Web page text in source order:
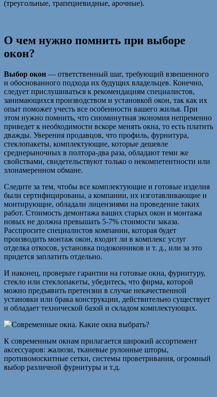
(треугольные, трапециевидные, арочные).
О чем нужно помнить при выборе
окон?
Выбор окон — ответственный шаг, требующий взвешенного
и обоснованного подхода их будущих владельцев. Конечно,
следует прислушиваться к рекомендациям специалистов,
занимающихся производством и установкой окон, так как их
опыт поможет учесть все особенности вашего жилья. При
этом нужно помнить, что сиюминутная экономия непременно
приведет к необходимости вскоре менять окна, то есть платить
дважды. Уверения продавцов, что профиль, фурнитура,
стеклопакеты, комплектующие, которые дешевле
среднерыночных в полтора-два раза, обладают теми же
свойствами, свидетельствуют только о некомпетентности или
злонамеренном обмане.
Следите за тем, чтобы все комплектующие и готовые изделия
были сертифицированы, а компании, их изготавливающие и
монтирующие, обладали лицензиями на проведение таких
работ. Стоимость демонтажа ваших старых окон и монтажа
новых не должна превышать 5-7% стоимости заказа.
Расспросите специалистов компании, которая будет
производить монтаж окон, входит ли в комплекс услуг
отделка откосов, установка подоконников и т. д., или за это
придется заплатить отдельно.
И наконец, проверьте гарантии на готовые окна, фурнитуру,
стекло или стеклопакеты, убедитесь, что фирма, которой
можно предъявить претензии в случае некачественной
установки или брака конструкции, действительно существует
и обладает технической базой и складом комплектующих.
К современным окнам прилагается широкий ассортимент
аксессуаров: жалюзи, тканевые рулонные шторы,
противомоскитные сетки, системы проветривания, огромный
выбор различной фурнитуры и т.д.